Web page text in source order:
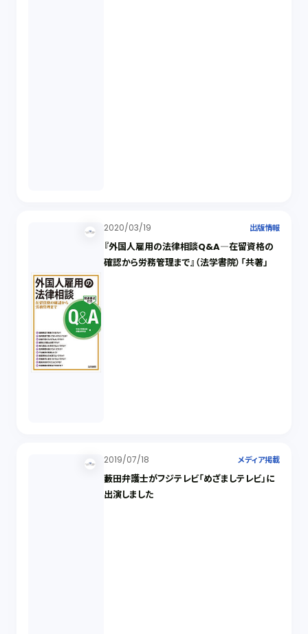
2020/03/19 出版情報
『外国人雇用の法律相談Q&A―在留資格の
確認から労務管理まで』（法学書院）「共著」
2019/07/18 メディア掲載
藪田弁護士がフジテレビ「めざましテレビ」に
出演しました